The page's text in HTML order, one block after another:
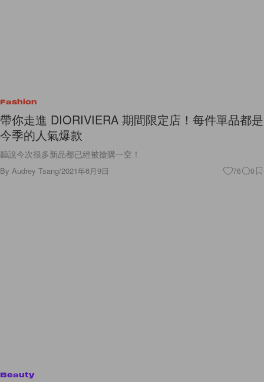
Fashion
帶你走進 DIORIVIERA 期間限定店！每件單品都是
今季的人氣爆款
聽說今次很多新品都已經被搶購一空！
By Audrey Tsang/2021年6月9日 76 0
Beauty